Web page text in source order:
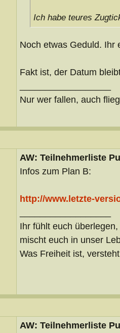
Ich habe teures
Noch etwas Geduld. Ihr
Fakt ist, der Datum
Nur wer fallen, auch
AW: Teilnehmerliste
Infos zum Plan B:
http://www.letzte-
Ihr fühlt euch überlegen,
mischt euch in unser
Was Freiheit ist,
AW: Teilnehmerliste